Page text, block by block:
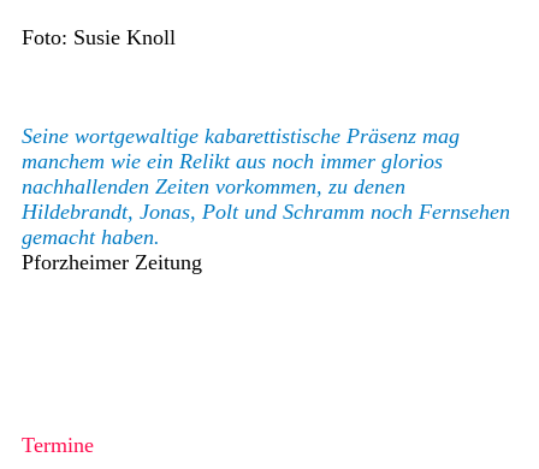
Foto: Susie Knoll
Seine wortgewaltige kabarettistische Präsenz mag
manchem wie ein Relikt aus noch immer glorios
nachhallenden Zeiten vorkommen, zu denen
Hildebrandt, Jonas, Polt und Schramm noch Fernsehen
gemacht haben.
Pforzheimer Zeitung
Termine